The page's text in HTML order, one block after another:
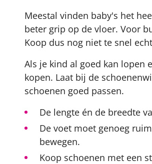
Meestal vinden baby's het
beter grip op de vloer. Voor
Koop dus nog niet te snel
Als je kind al goed kan lopen
kopen. Laat bij de
schoenen goed passen.
De lengte én de breedte
De voet moet genoeg
bewegen.
Koop schoenen met een